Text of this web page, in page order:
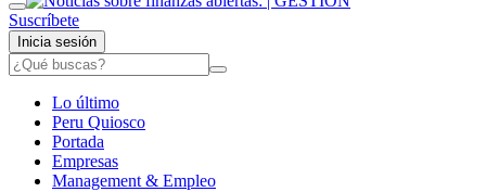
Suscríbete
Inicia sesión
Lo último
Peru Quiosco
Portada
Empresas
Management & Empleo